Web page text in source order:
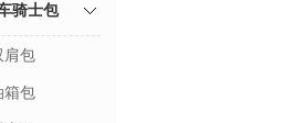
骑士包
肩包
箱包